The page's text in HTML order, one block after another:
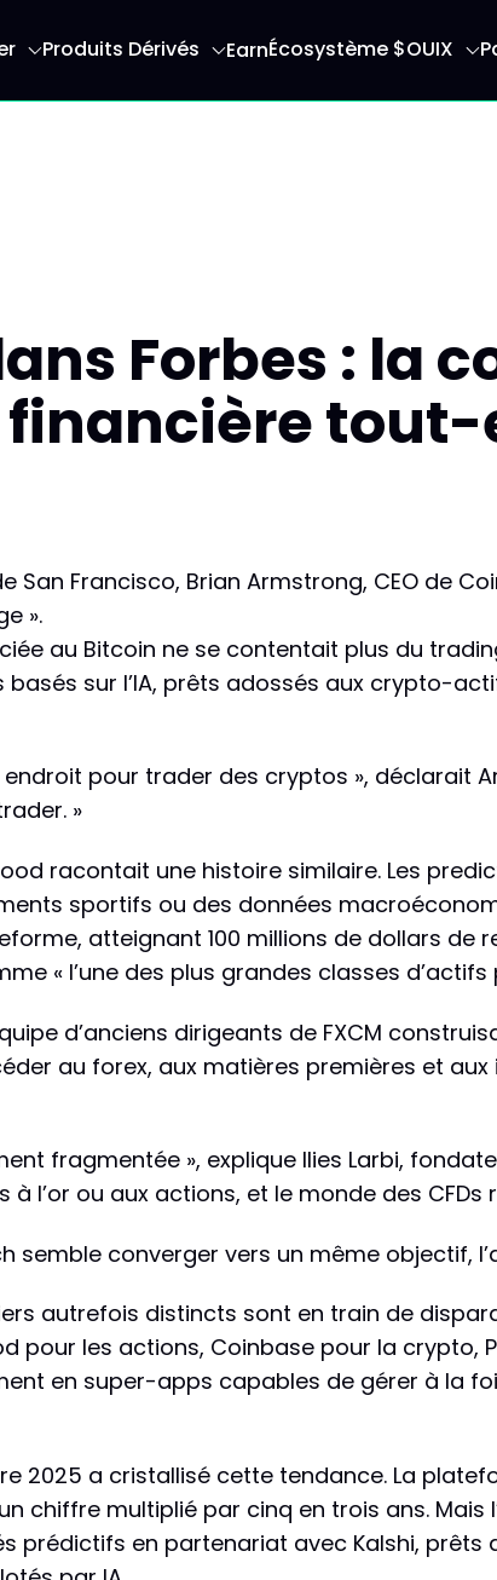
Produits Dérivés EarnÉcosystème $OUIX
Forbes : la
financière
San Francisco, Brian Armstrong, CEO de
».
au Bitcoin ne se contentait plus du
sur l’IA, prêts adossés aux crypto-
endroit pour trader des cryptos », déclarait
»
racontait une histoire similaire. Les
sportifs ou des données
atteignant 100 millions de dollars de
« l’une des plus grandes classes
d’anciens dirigeants de FXCM
au forex, aux matières premières et
fragmentée », explique Ilies Larbi,
à l’or ou aux actions, et le monde des
semble converger vers un même objectif,
autrefois distincts sont en train de
pour les actions, Coinbase pour la crypto,
en super-apps capables de gérer à la
2025 a cristallisé cette tendance. La
chiffre multiplié par cinq en trois ans.
prédictifs en partenariat avec Kalshi, prêts